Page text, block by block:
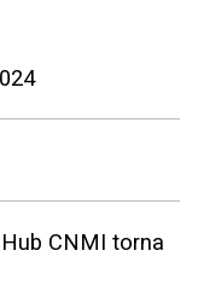
CNMI torna